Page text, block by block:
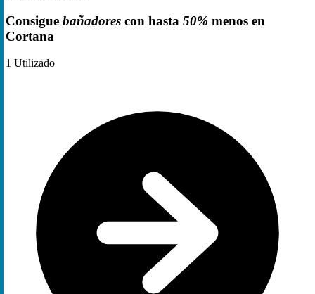
Consigue bañadores con hasta 50% menos en
Cortana
1 Utilizado